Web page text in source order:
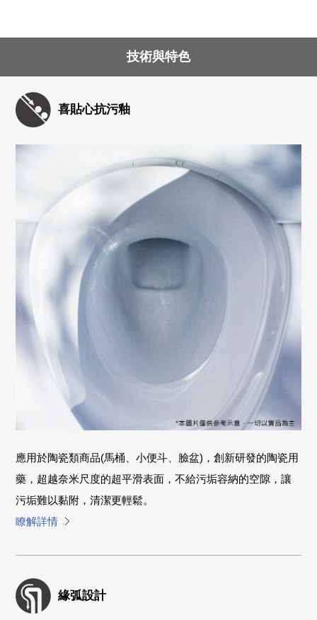
技術與特色
喜貼心抗污釉
應用於陶瓷類商品(馬桶、小便斗、臉盆)，創新研發的陶瓷用
藥，超越奈米尺度的超平滑表面，不給污垢容納的空隙，讓
污垢難以黏附，清潔更輕鬆。
瞭解詳情
緣弧設計